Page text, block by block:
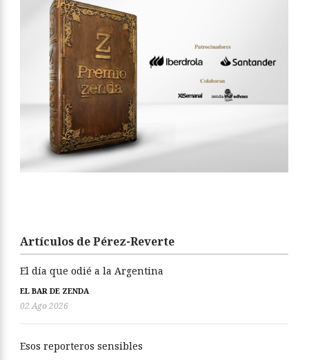
Artículos de Pérez-Reverte
El día que odié a la Argentina
EL BAR DE ZENDA
02 Ago 2026
Esos reporteros sensibles